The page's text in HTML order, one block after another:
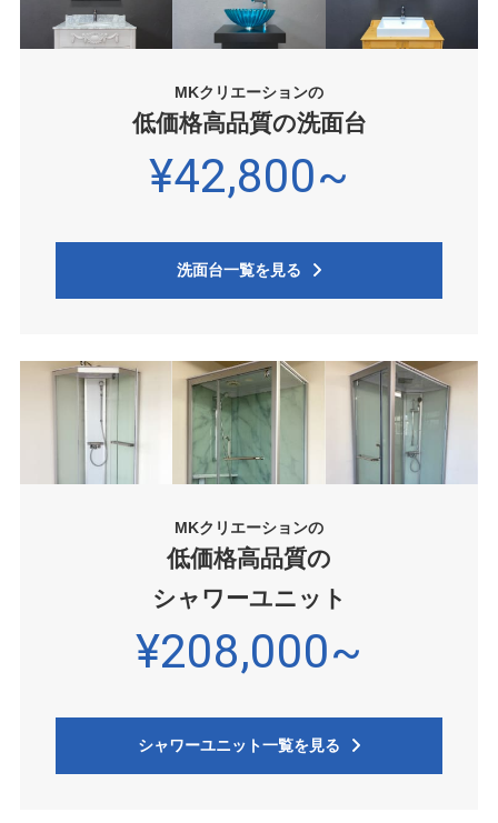
MKクリエーションの
低価格高品質の洗面台
¥42,800~
洗面台一覧を見る
MKクリエーションの
低価格高品質の
シャワーユニット
¥208,000~
シャワーユニット一覧を見る